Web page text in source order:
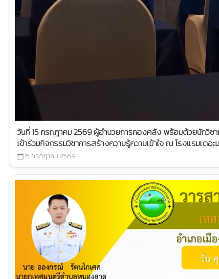
วันที่ 15 กรกฎาคม 2569 ผู้อำนวยการกองคลัง พร้อมด้วยนักวิชา
เข้าร่วมกิจกรรมวิชาการสร้างความรู้ความเข้าใจ ณ โรงแรมเดอ
calendar_today15 กรกฎาคม 2569